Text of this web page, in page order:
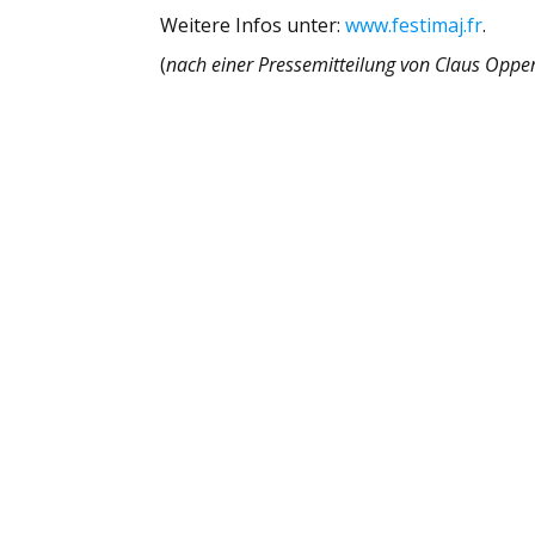
Weitere Infos unter:www.festimaj.fr.
(nach einer Pressemitteilung von Claus